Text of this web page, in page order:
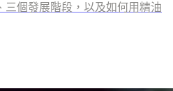
三個發展階段，以及如何用精油